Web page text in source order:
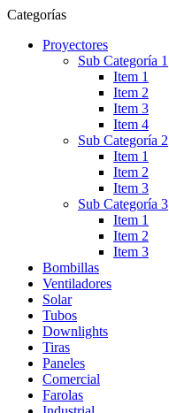
Categorías
Proyectores
Sub Categoría 1
Item 1
Item 2
Item 3
Item 4
Sub Categoría 2
Item 1
Item 2
Item 3
Sub Categoría 3
Item 1
Item 2
Item 3
Bombillas
Ventiladores
Solar
Tubos
Downlights
Tiras
Paneles
Comercial
Farolas